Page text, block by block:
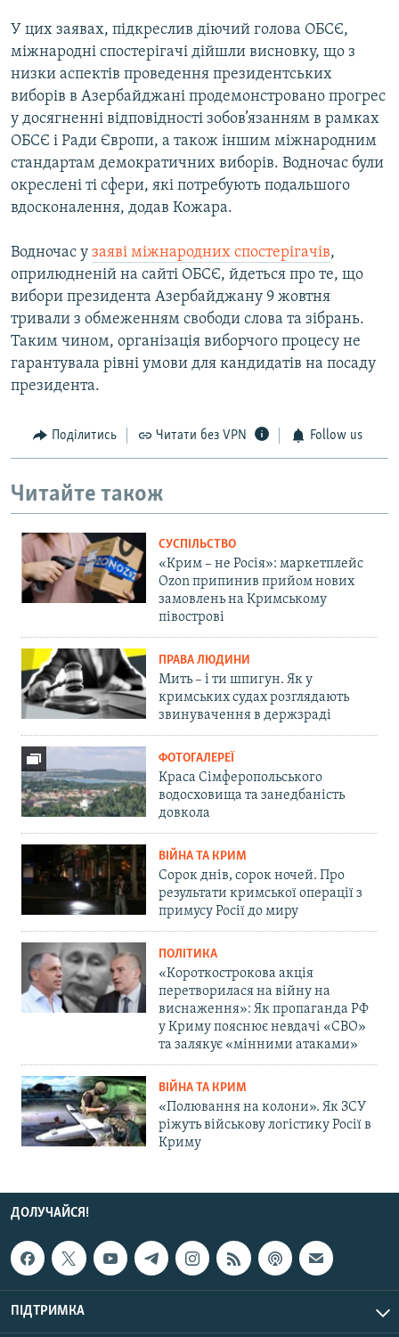
У цих заявах, підкреслив діючий голова ОБСЄ,
міжнародні спостерігачі дійшли висновку, що з
низки аспектів проведення президентських
виборів в Азербайджані продемонстровано прогрес
у досягненні відповідності зобов’язанням в рамках
ОБСЄ і Ради Європи, а також іншим міжнародним
стандартам демократичних виборів. Водночас були
окреслені ті сфери, які потребують подальшого
вдосконалення, додав Кожара.
Водночас у заяві міжнародних спостерігачів,
оприлюдненій на сайті ОБСЄ, йдеться про те, що
вибори президента Азербайджану 9 жовтня
тривали з обмеженням свободи слова та зібрань.
Таким чином, організація виборчого процесу не
гарантувала рівні умови для кандидатів на посаду
президента.
Поділитись Читати без VPN Follow us
Читайте також
СУСПІЛЬСТВО
«Крим – не Росія»: маркетплейс
Ozon припинив прийом нових
замовлень на Кримському
півострові
ПРАВА ЛЮДИНИ
Мить – і ти шпигун. Як у
кримських судах розглядають
звинувачення в держзраді
ФОТОГАЛЕРЕЇ
Краса Сімферопольського
водосховища та занедбаність
довкола
ВІЙНА ТА КРИМ
Сорок днів, сорок ночей. Про
результати кримської операції з
примусу Росії до миру
ПОЛІТИКА
«Короткострокова акція
перетворилася на війну на
виснаження»: Як пропаганда РФ
у Криму пояснює невдачі «СВО»
та залякує «мінними атаками»
ВІЙНА ТА КРИМ
«Полювання на колони». Як ЗСУ
ріжуть військову логістику Росії в
Криму
ДОЛУЧАЙСЯ!
ПІДТРИМКА